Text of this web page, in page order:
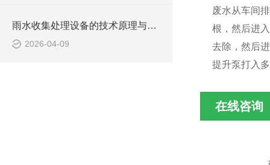
雨水收集处理设备的技术原理与应用分析
2026-04-09
废水从车间
根，然后进
去除，然后
提升泵打入
在线咨询